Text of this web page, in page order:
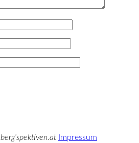
berg‘spektiven.at Impressum